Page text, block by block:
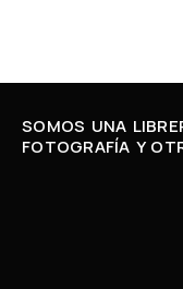
SOMOS UNA
FOTOGRAFÍA Y